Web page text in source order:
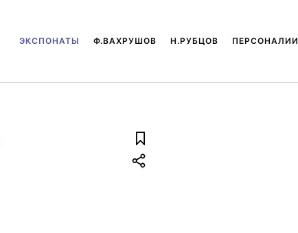
ЭКСПОНАТЫ Ф.ВАХРУШОВ Н.РУБЦОВ ПЕРСОНАЛИИ